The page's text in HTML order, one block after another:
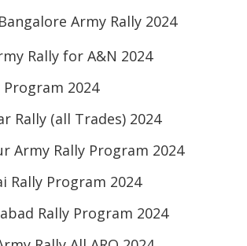
Army Rally 2024
Rally for A&N 2024
Program 2024
Rally (all Trades) 2024
Army Rally Program 2024
Rally Program 2024
Rally Program 2024